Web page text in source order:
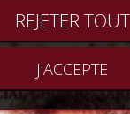
REJETER TOUT
J'ACCEPTE